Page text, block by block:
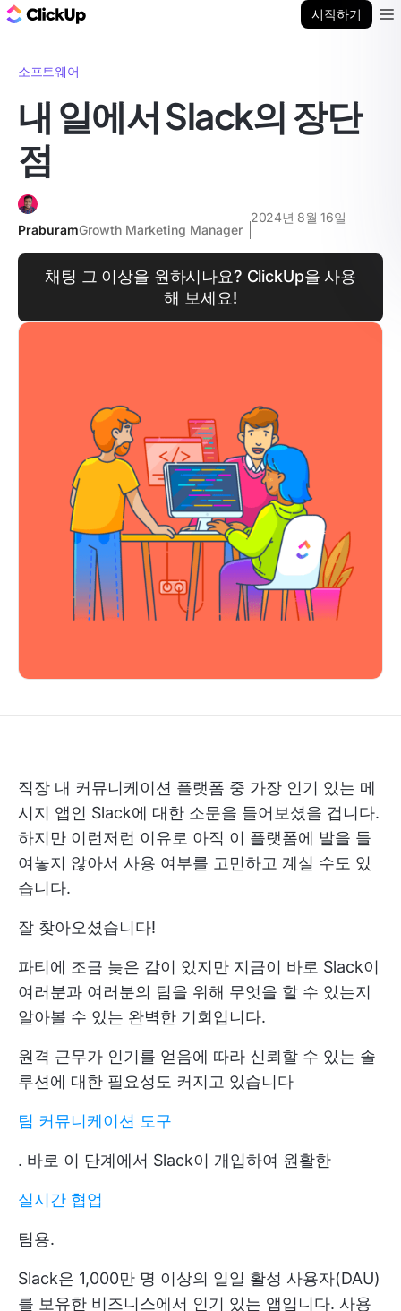
시작하기
소프트웨어
내 일에서 Slack의 장단
점
PraburamGrowth Marketing Manager
2024년 8월 16일
채팅 그 이상을 원하시나요? ClickUp을 사용
해 보세요!
직장 내 커뮤니케이션 플랫폼 중 가장 인기 있는 메
시지 앱인 Slack에 대한 소문을 들어보셨을 겁니다.
하지만 이런저런 이유로 아직 이 플랫폼에 발을 들
여놓지 않아서 사용 여부를 고민하고 계실 수도 있
습니다.
잘 찾아오셨습니다!
파티에 조금 늦은 감이 있지만 지금이 바로 Slack이
여러분과 여러분의 팀을 위해 무엇을 할 수 있는지
알아볼 수 있는 완벽한 기회입니다.
원격 근무가 인기를 얻음에 따라 신뢰할 수 있는 솔
루션에 대한 필요성도 커지고 있습니다
팀 커뮤니케이션 도구
. 바로 이 단계에서 Slack이 개입하여 원활한
실시간 협업
팀용.
Slack은 1,000만 명 이상의 일일 활성 사용자(DAU)
를 보유한 비즈니스에서 인기 있는 앱입니다. 사용